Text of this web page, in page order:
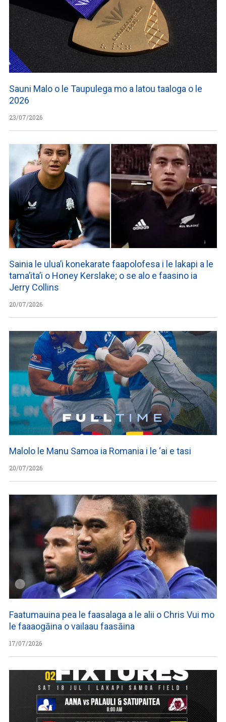
Sauni Malo o le Taupulega mo a latou taaloga o le
2026
23/07/2026
Sainia le ulua’i konekarate faapolofesa i le lakapi a le
tama’ita’i o Honey Kerslake; o se alo e faasino ia
Jerry Collins
20/07/2026
Malolo le Manu Samoa ia Romania i le ‘ai e tasi
20/07/2026
Faatumauina pea le faasalaga a le alii o Chris Vui mo
le faaaogāina o vailaau faasāina
17/07/2026